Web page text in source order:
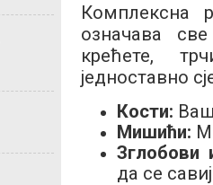
Комплексна
означава
крећете,
једноставно
Кости:
Мишићи:
Зглобови
да се